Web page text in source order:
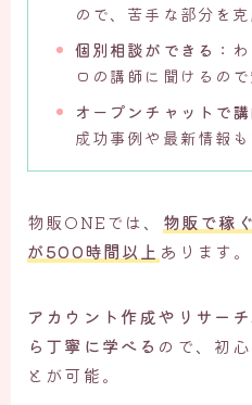
ので、苦手な部分を
個別相談ができる ：
ロの講師に聞けるの
オープンチャットで
成功事例や最新情報
物販ONEでは、 物販で稼
が500時間以上 あります。
アカウント作成やリサー
ら丁寧に学べる ので、初
とが可能。